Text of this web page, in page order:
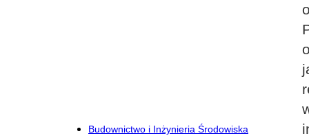
Budownictwo i Inżynieria Środowiska